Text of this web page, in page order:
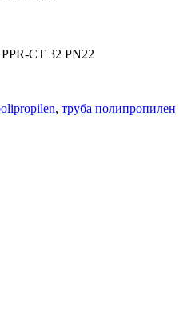
CT 32 PN22
, труба полипропилен